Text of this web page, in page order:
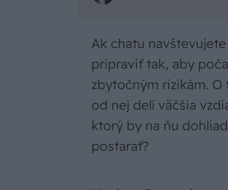
Ak chatu
pripraviť tak, aby
zbytočným rizikám.
od nej delí väčšia
ktorý by na ňu
postarať?